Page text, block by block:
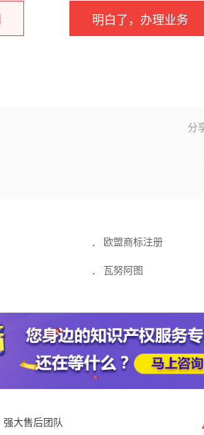
明白了，办理业务
分
· 欧盟商标注册
· 瓦努阿图
强大售后团队